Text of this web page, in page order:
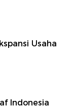
Usaha
Indonesia